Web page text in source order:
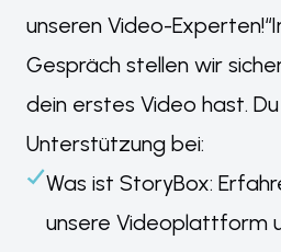
unseren Video-
Gespräch stellen wir
dein erstes Video hast.
Unterstützung bei:
Was ist StoryBox:
unsere Videoplattform